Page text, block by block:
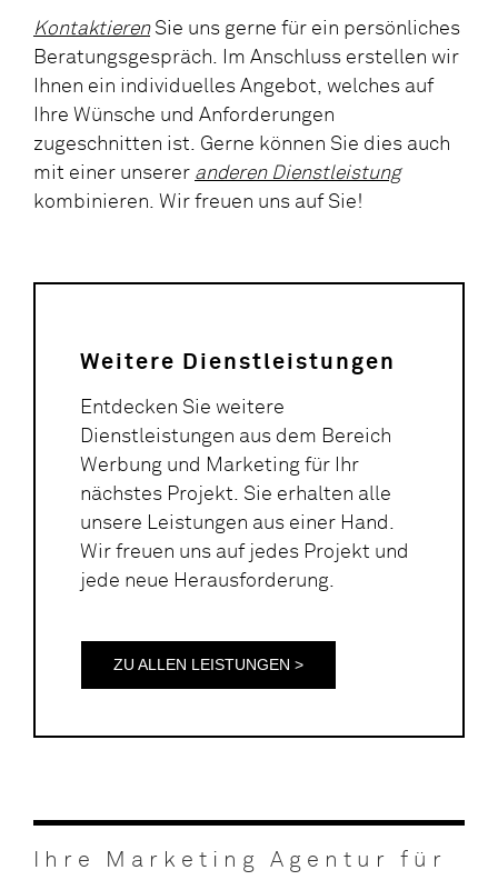
KontaktierenSie uns gerne für ein persönliches
Beratungsgespräch. Im Anschluss erstellen wir
Ihnen ein individuelles Angebot, welches auf
Ihre Wünsche und Anforderungen
zugeschnitten ist. Gerne können Sie dies auch
mit einer unserer anderen Dienstleistung
kombinieren. Wir freuen uns auf Sie!
Weitere Dienstleistungen
Entdecken Sie weitere
Dienstleistungen aus dem Bereich
Werbung und Marketing für Ihr
nächstes Projekt. Sie erhalten alle
unsere Leistungen aus einer Hand.
Wir freuen uns auf jedes Projekt und
jede neue Herausforderung.
ZU ALLEN LEISTUNGEN >
Ihre Marketing Agentur für